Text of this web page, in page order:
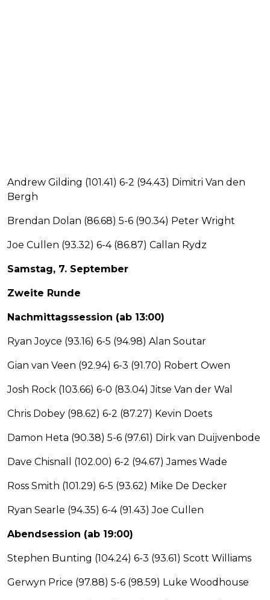
Andrew Gilding (101.41) 6-2 (94.43) Dimitri Van den
Bergh
Brendan Dolan (86.68) 5-6 (90.34) Peter Wright
Joe Cullen (93.32) 6-4 (86.87) Callan Rydz
Samstag, 7. September
Zweite Runde
Nachmittagssession (ab 13:00)
Ryan Joyce (93.16) 6-5 (94.98) Alan Soutar
Gian van Veen (92.94) 6-3 (91.70) Robert Owen
Josh Rock (103.66) 6-0 (83.04) Jitse Van der Wal
Chris Dobey (98.62) 6-2 (87.27) Kevin Doets
Damon Heta (90.38) 5-6 (97.61) Dirk van Duijvenbode
Dave Chisnall (102.00) 6-2 (94.67) James Wade
Ross Smith (101.29) 6-5 (93.62) Mike De Decker
Ryan Searle (94.35) 6-4 (91.43) Joe Cullen
Abendsession (ab 19:00)
Stephen Bunting (104.24) 6-3 (93.61) Scott Williams
Gerwyn Price (97.88) 5-6 (98.59) Luke Woodhouse